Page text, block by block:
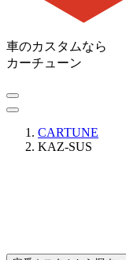
車のカスタムなら
カーチューン
CARTUNE
KAZ-SUS